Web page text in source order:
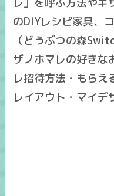
のDIYレシピ家具、
（どうぶつの森
ザノホマレの好きな
レ招待方法・もらえ
レイアウト・マイデ